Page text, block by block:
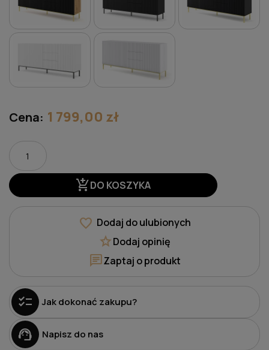
Cena: 1 799,00 zł
add_shopping_cartDO KOSZYKA
favorite Dodaj do ulubionych
starDodaj opinię
chatZaptaj o produkt
checklist Jak dokonać zakupu?
support_agent Napisz do nas